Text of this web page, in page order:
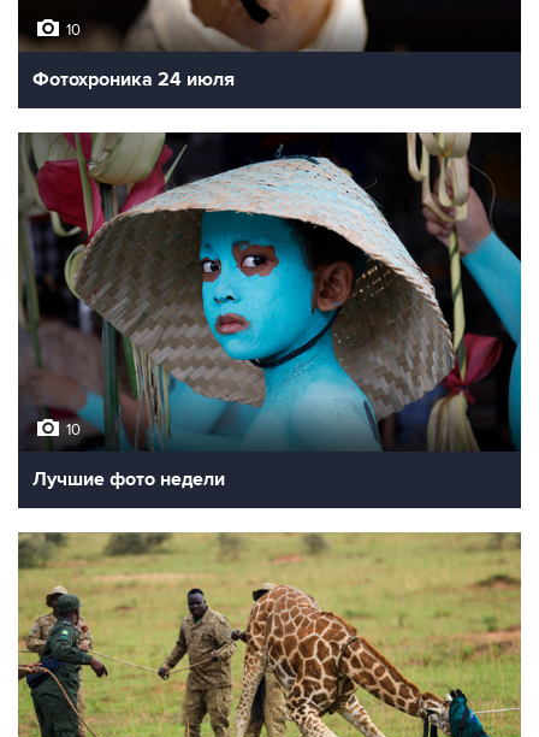
10
Фотохроника 24 июля
10
Лучшие фото недели